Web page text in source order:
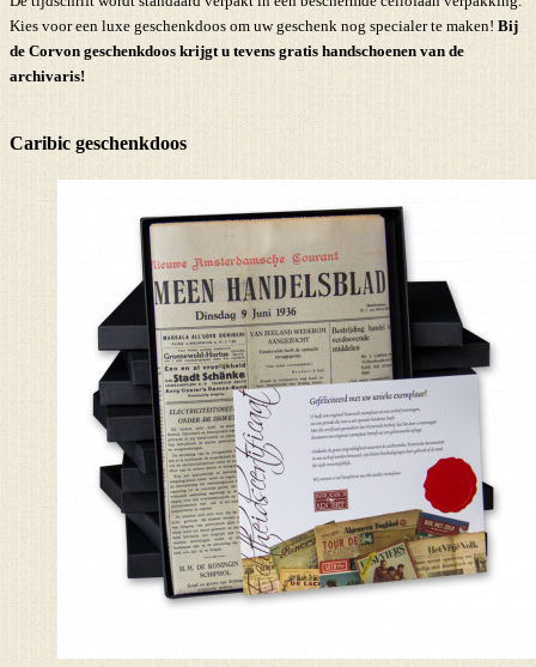
Kies voor een luxe geschenkdoos om uw geschenk nog specialer te maken! Bij
de Corvon geschenkdoos krijgt u tevens gratis handschoenen van de
archivaris!
Caribic geschenkdoos